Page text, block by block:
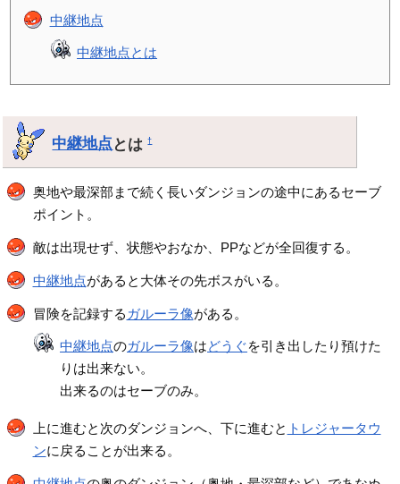
中継地点
中継地点とは
中継地点 とは†
奥地や最深部まで続く長いダンジョンの途中にあるセーブ
ポイント。
敵は出現せず、状態やおなか、PPなどが全回復する。
中継地点があると大体その先ボスがいる。
冒険を記録する ガルーラ像がある。
中継地点のガルーラ像はどうぐを引き出したり預けた
りは出来ない。
出来るのはセーブのみ。
上に進むと次のダンジョンへ、下に進むと トレジャータウ
ンに戻ることが出来る。